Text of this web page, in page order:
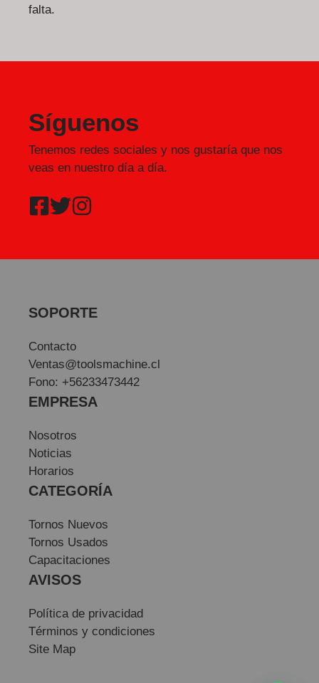
falta.
Síguenos
Tenemos redes sociales y nos gustaría que nos
veas en nuestro día a día.
SOPORTE
Contacto
Ventas@toolsmachine.cl
Fono: +56233473442
EMPRESA
Nosotros
Noticias
Horarios
CATEGORÍA
Tornos Nuevos
Tornos Usados
Capacitaciones
AVISOS
Política de privacidad
Términos y condiciones
Site Map